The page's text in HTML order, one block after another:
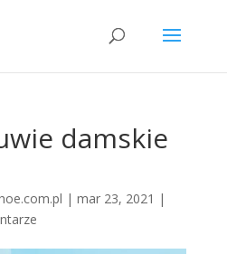
damskie
| mar 23, 2021 |